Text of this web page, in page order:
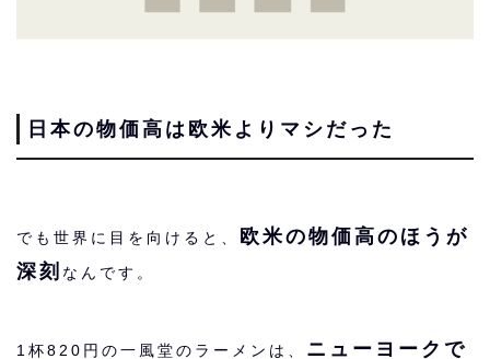
日本の物価高は欧米よりマシだった
でも世界に目を向けると、 欧米の物価高のほうが
深刻 なんです。
1杯820円の一風堂のラーメンは、 ニューヨークで